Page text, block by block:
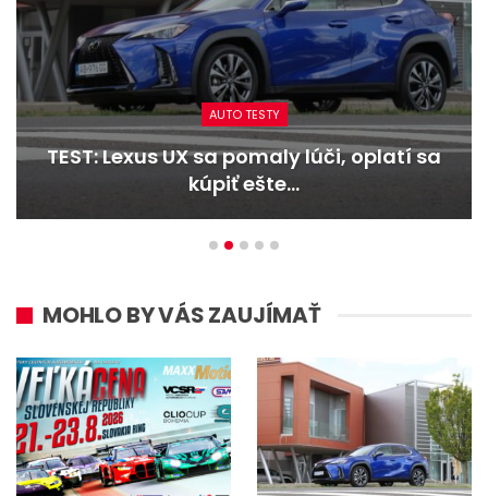
AUTO TESTY
TEST: Dacia Duster hybrid-G 150 4×4 –
Trojitý útok
MOHLO BY VÁS ZAUJÍMAŤ